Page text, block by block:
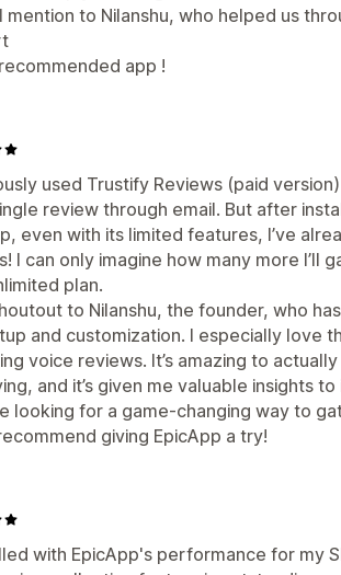
mention to Nilanshu, who helped us
app !
used Trustify Reviews (paid
review through email. But after
even with its limited features, I’ve
I can only imagine how many more I’ll
plan.
to Nilanshu, the founder, who
and customization. I especially love
voice reviews. It’s amazing to
and it’s given me valuable insights
looking for a game-changing way to
giving EpicApp a try!
with EpicApp's performance for my